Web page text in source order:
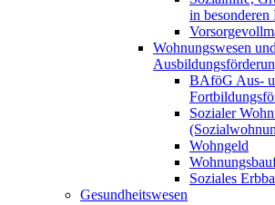
in besonderen
Wohnungswesen und
BAföG Aus-
Sozialer
Wohngeld
Soziales
Gesundheitswesen